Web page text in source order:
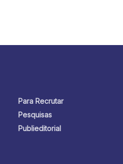
Para Recrutar
Pesquisas
Publieditorial